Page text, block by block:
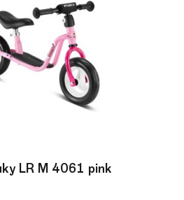
LR M 4061 pink